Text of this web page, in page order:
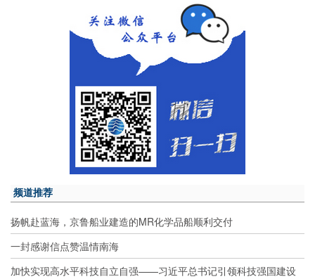
频道推荐
扬帆赴蓝海，京鲁船业建造的MR化学品船顺利交付
一封感谢信点赞温情南海
加快实现高水平科技自立自强——习近平总书记引领科技强国建设